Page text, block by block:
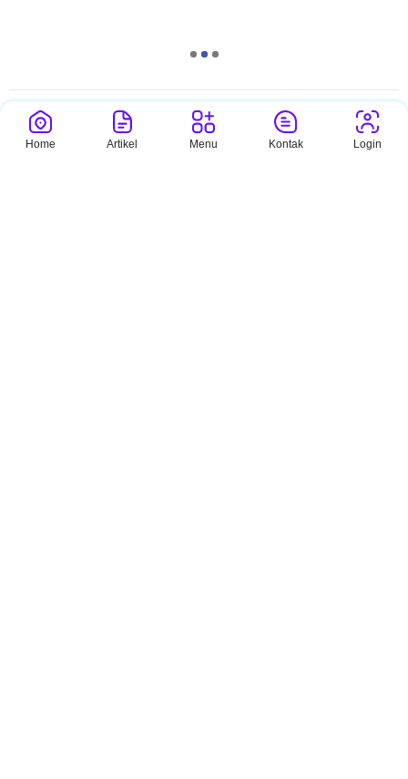
Pengumuman Sekolah
Home Artikel Menu Kontak Login